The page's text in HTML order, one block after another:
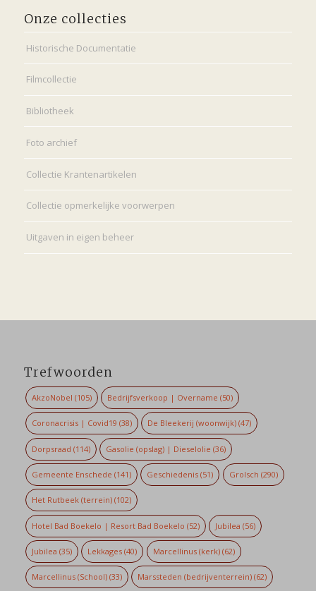
Onze collecties
Historische Documentatie
Filmcollectie
Bibliotheek
Foto archief
Collectie Krantenartikelen
Collectie opmerkelijke voorwerpen
Uitgaven in eigen beheer
Trefwoorden
AkzoNobel (105) Bedrijfsverkoop | Overname (50)
Coronacrisis | Covid19 (38) De Bleekerij (woonwijk) (47)
Dorpsraad (114) Gasolie (opslag) | Dieselolie (36)
Gemeente Enschede (141) Geschiedenis (51) Grolsch (290)
Het Rutbeek (terrein)(102)
Hotel Bad Boekelo | Resort Bad Boekelo (52) Jubilea (56)
Jubilea (35) Lekkages (40) Marcellinus (kerk)(62)
Marcellinus (School)(33) Marssteden (bedrijventerrein) (62)